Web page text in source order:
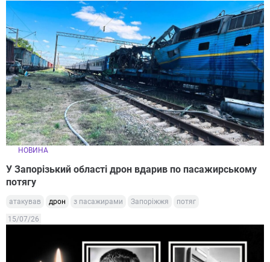
НОВИНА
У Запорізький області дрон вдарив по пасажирському
потягу
атакував дрон з пасажирами Запоріжжя потяг
15/07/26